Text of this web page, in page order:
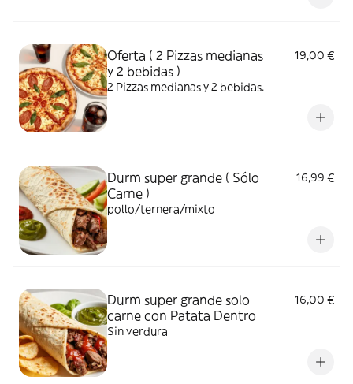
Oferta ( 2 Pizzas medianas
y 2 bebidas )
19,00 €
2 Pizzas medianas y 2 bebidas.
Durm super grande ( Sólo
Carne )
16,99 €
pollo/ternera/mixto
Durm super grande solo
carne con Patata Dentro
16,00 €
Sin verdura